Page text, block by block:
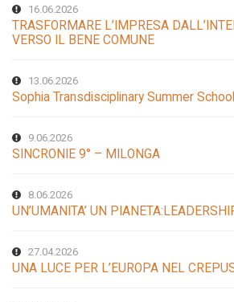
16.06.2026
TRASFORMARE L’IMPRESA
VERSO IL BENE COMUNE
13.06.2026
Sophia Transdisciplinary Summer
9.06.2026
SINCRONIE 9° – MILONGA
8.06.2026
UN’UMANITA’ UN
27.04.2026
UNA LUCE PER L’EUROPA NEL